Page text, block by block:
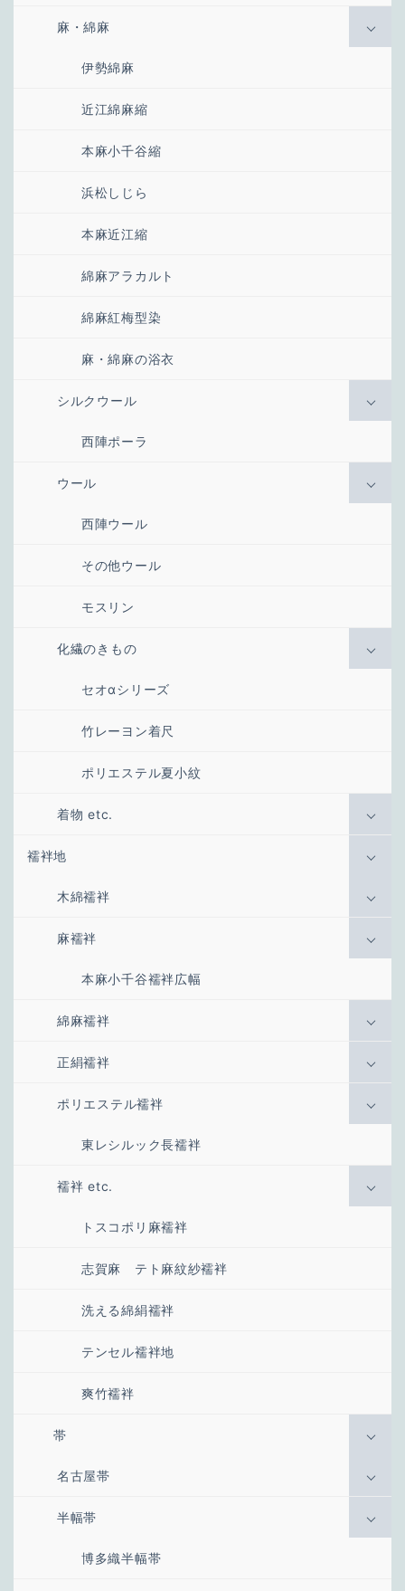
麻・綿麻
伊勢綿麻
近江綿麻縮
本麻小千谷縮
浜松しじら
本麻近江縮
綿麻アラカルト
綿麻紅梅型染
麻・綿麻の浴衣
シルクウール
西陣ポーラ
ウール
西陣ウール
その他ウール
モスリン
化繊のきもの
セオαシリーズ
竹レーヨン着尺
ポリエステル夏小紋
着物 etc.
襦袢地
木綿襦袢
麻襦袢
本麻小千谷襦袢広幅
綿麻襦袢
正絹襦袢
ポリエステル襦袢
東レシルック長襦袢
襦袢 etc.
トスコポリ麻襦袢
志賀麻 テト麻紋紗襦袢
洗える綿絹襦袢
テンセル襦袢地
爽竹襦袢
帯
名古屋帯
半幅帯
博多織半幅帯